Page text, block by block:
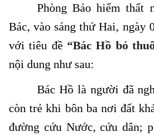
Phòng Bảo hiểm thất
Bác, vào sáng thứ Hai, ngày
với tiêu đề “Bác Hồ bỏ
nội dung như sau:
Bác Hồ là người đã
còn trẻ khi bôn ba nơi đất
đường cứu Nước, cứu dân;